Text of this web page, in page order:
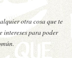
otra cosa que te
intereses para poder